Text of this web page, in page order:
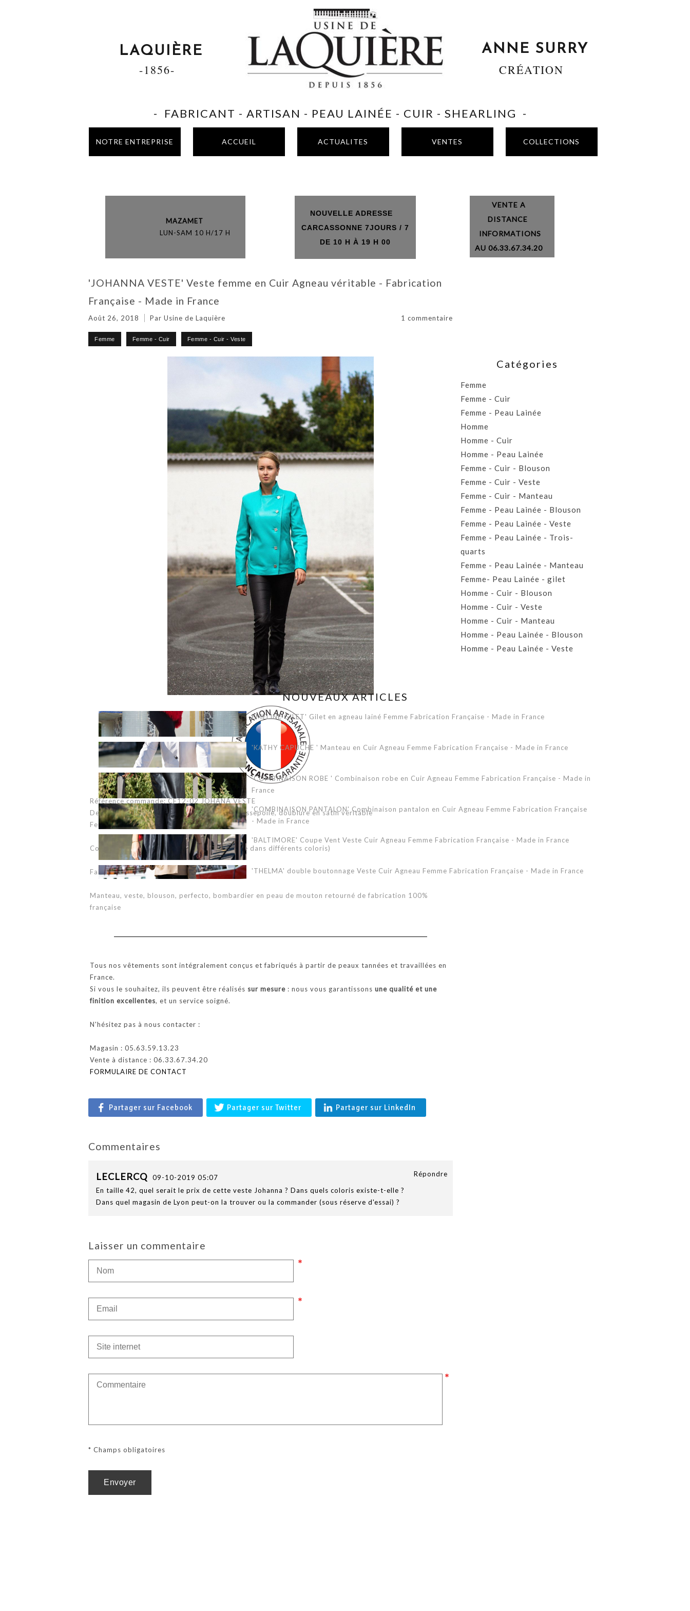
LAQUIÈRE ANNE SURRY
-1856- CRÉATION
NOUVELLE ADRESSE
CARCASSONNE 7JOURS / 7
DE 10 H À 19 H 00
VENTE A
DISTANCE
INFORMATIONS
AU 06.33.67.34.20
- FABRICANT - ARTISAN - PEAU LAINÉE - CUIR - SHEARLING -
MAZAMET
LUN-SAM 10 H/17 H
NOTRE ENTREPRISE ACCUEIL ACTUALITES VENTES COLLECTIONS
'JOHANNA VESTE' Veste femme en Cuir Agneau véritable - Fabrication
Française - Made in France
Août 26, 2018 Par Usine de Laquière 1 commentaire
Référence commande: CF12-02 JOHANA VESTE
Description: Veste en cuir, col mao, poche passepoile, doublure en satin véritable
Fermeture boutannage côté
Couleur: agneau plongé turquoise (disponible dans différents coloris)
Fabriqué en France - Made in France
Manteau, veste, blouson, perfecto, bombardier en peau de mouton retourné de fabrication 100%
française
Tous nos vêtements sont intégralement conçus et fabriqués à partir de peaux tannées et travaillées en
France.
Si vous le souhaitez, ils peuvent être réalisés sur mesure : nous vous garantissons une qualité et une
finition excellentes, et un service soigné.
N'hésitez pas à nous contacter :
Magasin : 05.63.59.13.23
Vente à distance : 06.33.67.34.20
FORMULAIRE DE CONTACT
Partager sur Facebook Partager sur Twitter Partager sur LinkedIn
Commentaires
LECLERCQ 09-10-2019 05:07
Répondre
En taille 42, quel serait le prix de cette veste Johanna ? Dans quels coloris existe-t-elle ?
Dans quel magasin de Lyon peut-on la trouver ou la commander (sous réserve d'essai) ?
Laisser un commentaire
* Champs obligatoires
Catégories
Femme
Femme - Cuir
Femme - Peau Lainée
Homme
Homme - Cuir
Homme - Peau Lainée
Femme - Cuir - Blouson
Femme - Cuir - Veste
Femme - Cuir - Manteau
Femme - Peau Lainée - Blouson
Femme - Peau Lainée - Veste
Femme - Peau Lainée - Trois-
quarts
Femme - Peau Lainée - Manteau
Femme- Peau Lainée - gilet
Homme - Cuir - Blouson
Homme - Cuir - Veste
Homme - Cuir - Manteau
Homme - Peau Lainée - Blouson
Homme - Peau Lainée - Veste
Femme - Peau lainée - Coupe Vent
Pantalon
NOUVEAUX ARTICLES
EMELINE GILET' Gilet en agneau lainé Femme Fabrication Française - Made in France
'KATHY CAPUCHE ' Manteau en Cuir Agneau Femme Fabrication Française - Made in France
'COMBINAISON ROBE ' Combinaison robe en Cuir Agneau Femme Fabrication Française - Made in
France
'COMBINAISON PANTALON' Combinaison pantalon en Cuir Agneau Femme Fabrication Française
- Made in France
'BALTIMORE' Coupe Vent Veste Cuir Agneau Femme Fabrication Française - Made in France
'THELMA' double boutonnage Veste Cuir Agneau Femme Fabrication Française - Made in France
'ERIKA 3/4' Veste Cuir Agneau Femme Fabrication Française - Made in France